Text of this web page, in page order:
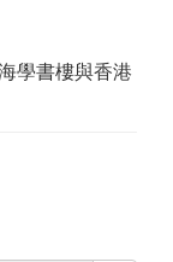
學書樓與香港